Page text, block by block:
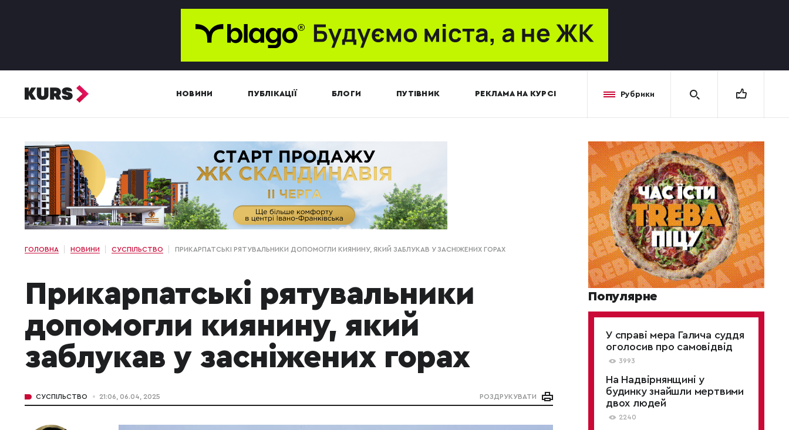
НОВИНИ ПУБЛІКАЦІЇ БЛОГИ ПУТІВНИК РЕКЛАМА НА КУРСІ Рубрики
ГОЛОВНА НОВИНИ СУСПІЛЬСТВО ПРИКАРПАТСЬКІ РЯТУВАЛЬНИКИ ДОПОМОГЛИ КИЯНИНУ, ЯКИЙ ЗАБЛУКАВ У ЗАСНІЖЕНИХ ГОРАХ
Прикарпатські рятувальники
допомогли киянину, який
заблукав у засніжених горах
СУСПІЛЬСТВО 21:06, 06.04, 2025 РОЗДРУКУВАТИ
Популярне
У справі мера Галича суддя
оголосив про самовідвід
3993
На Надвірнянщині у
будинку знайшли мертвими
двох людей
2240